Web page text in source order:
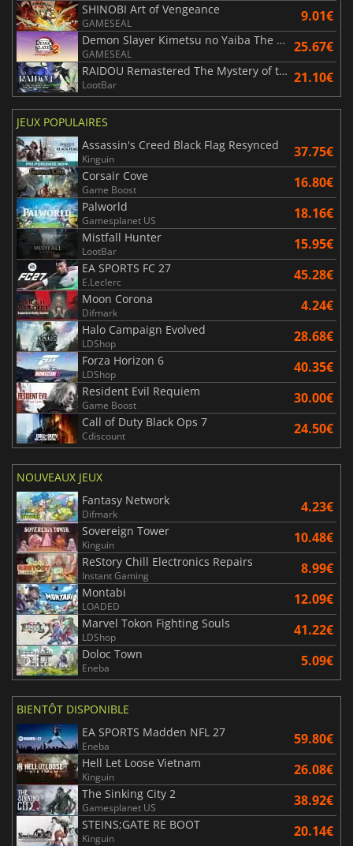
SHINOBI Art of Vengeance
GAMESEAL 9.01€
Demon Slayer Kimetsu no Yaiba The Hinokami Chronicles 2
GAMESEAL 25.67€
RAIDOU Remastered The Mystery of the Soulless Army
LootBar 21.10€
JEUX POPULAIRES
Assassin's Creed Black Flag Resynced
Kinguin 37.75€
Corsair Cove
Game Boost 16.80€
Palworld
Gamesplanet US 18.16€
Mistfall Hunter
LootBar 15.95€
EA SPORTS FC 27
E.Leclerc 45.28€
Moon Corona
Difmark 4.24€
Halo Campaign Evolved
LDShop 28.68€
Forza Horizon 6
LDShop 40.35€
Resident Evil Requiem
Game Boost 30.00€
Call of Duty Black Ops 7
Cdiscount 24.50€
NOUVEAUX JEUX
Fantasy Network
Difmark 4.23€
Sovereign Tower
Kinguin 10.48€
ReStory Chill Electronics Repairs
Instant Gaming 8.99€
Montabi
LOADED 12.09€
Marvel Tokon Fighting Souls
LDShop 41.22€
Doloc Town
Eneba 5.09€
BIENTÔT DISPONIBLE
EA SPORTS Madden NFL 27
Eneba 59.80€
Hell Let Loose Vietnam
Kinguin 26.08€
The Sinking City 2
Gamesplanet US 38.92€
STEINS;GATE RE BOOT
Kinguin 20.14€